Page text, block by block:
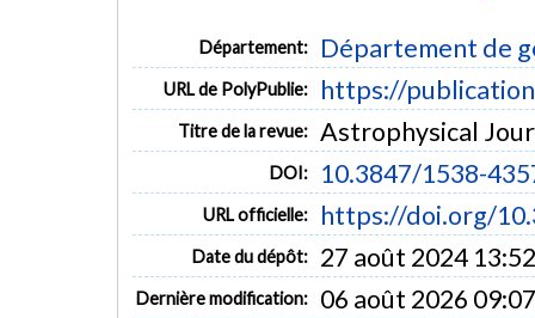
Département: Département de
URL de PolyPublie: https://
Titre de la revue: Astrophysical
DOI: 10.3847/1538-
URL officielle: https://doi.org/
Date du dépôt: 27 août 2024 13:52
Dernière modification: 06 août 2026 09:07